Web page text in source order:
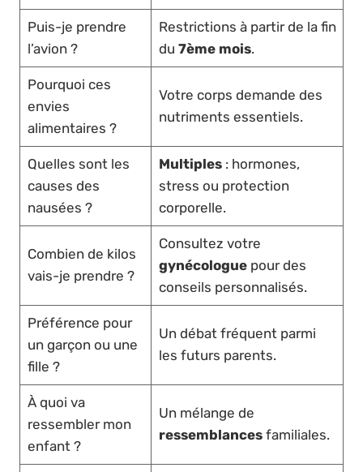
Puis-je prendre
l’avion ?
Restrictions à partir de la fin
du 7ème mois.
Pourquoi ces
envies
alimentaires ?
Votre corps demande des
nutriments essentiels.
Quelles sont les
causes des
nausées ?
Multiples: hormones,
stress ou protection
corporelle.
Combien de kilos
vais-je prendre ?
Consultez votre
gynécologuepour des
conseils personnalisés.
Préférence pour
un garçon ou une
fille ?
Un débat fréquent parmi
les futurs parents.
À quoi va
ressembler mon
enfant ?
Un mélange de
ressemblancesfamiliales.